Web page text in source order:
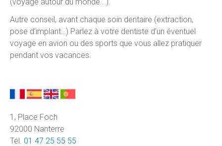
(voyage autour du monde...).
Autre conseil, avant chaque soin dentaire (extraction,
pose d’implant…) Parlez à votre dentiste d’un éventuel
voyage en avion ou des sports que vous allez pratiquer
pendant vos vacances.
1, Place Foch
92000 Nanterre
Tél. 01 47 25 55 55